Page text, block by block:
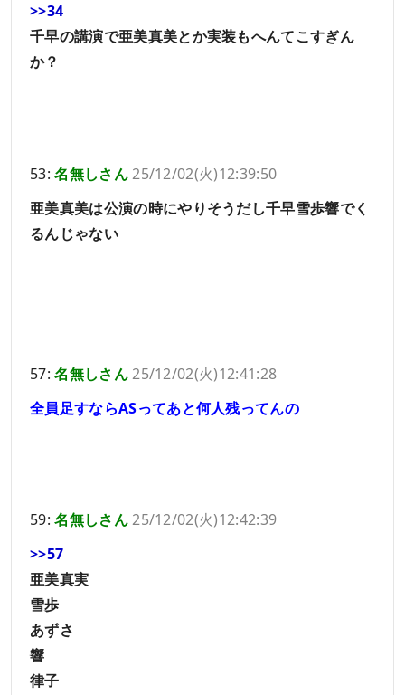
>>34
千早の講演で亜美真美とか実装もへんてこすぎん
か？
53:名無しさん25/12/02(火)12:39:50
亜美真美は公演の時にやりそうだし千早雪歩響でく
るんじゃない
57:名無しさん25/12/02(火)12:41:28
全員足すならASってあと何人残ってんの
59:名無しさん25/12/02(火)12:42:39
>>57
亜美真実
雪歩
あずさ
響
律子